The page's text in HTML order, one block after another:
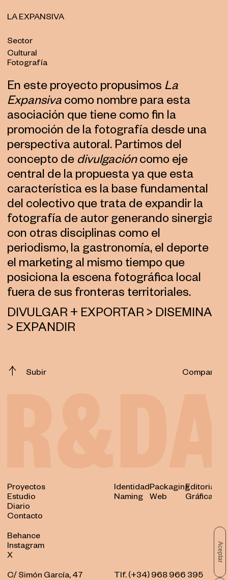
Aceptar
En este proyecto propusimos La
Expansiva como nombre para esta
asociación que tiene como fin la
promoción de la fotografía desde una
perspectiva autoral. Partimos del
concepto de divulgacióncomo eje
central de la propuesta ya que esta
característica es la base fundamental
del colectivo que trata de expandir la
fotografía de autor generando sinergias
con otras disciplinas como el
periodismo, la gastronomía, el deporte o
el marketing al mismo tiempo que
posiciona la escena fotográfica local
fuera de sus fronteras territoriales.
DIVULGAR + EXPORTAR > DISEMINAR
> EXPANDIR
LA EXPANSIVA
Sector
Cultural
Fotografía
Subir Compartir
Tlf. (+34) 968 966 395
C/ Simón García, 47
Proyectos
Estudio
Diario
Contacto
IdentidadPackagingEditorial
Naming
Web Gráfica
Behance
Instagram
X